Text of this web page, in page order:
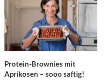
Protein-Brownies mit
Aprikosen – sooo saftig!